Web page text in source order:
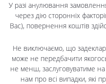
У разі анулювання
через дію сторонніх
Вас), повернення коштів
Не виключаємо, що
може не передбачити
не менш, заслуговуватиме
нам про всі випадки, які